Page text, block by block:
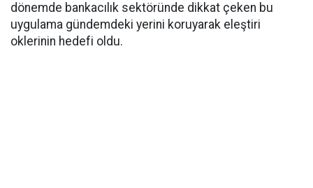
dönemde bankacılık sektöründe dikkat çeken bu
uygulama gündemdeki yerini koruyarak eleştiri
oklerinin hedefi oldu.